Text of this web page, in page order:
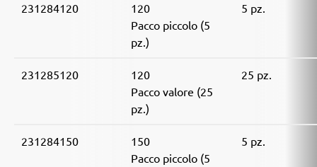
231284120
120
Pacco piccolo (5
pz.)
5 pz.
231285120
120
Pacco valore (25
pz.)
25 pz.
231284150
150
Pacco piccolo (5
5 pz.